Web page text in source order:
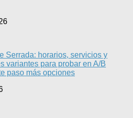
Serrada: horarios, servicios y
variantes para probar en A/B
paso más opciones